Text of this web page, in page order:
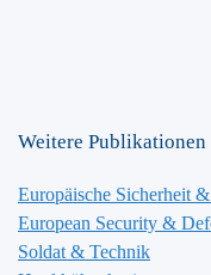
Weitere Publikationen
Europäische Sicherheit
European Security &
Soldat & Technik